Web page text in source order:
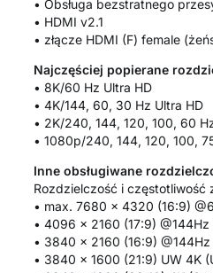
• Obsługa bezstratnego
• HDMI v2.1
• złącze HDMI (F) female
Najczęściej popierane
• 8K/60 Hz Ultra HD
• 4K/144, 60, 30 Hz Ultra HD
• 2K/240, 144, 120, 100, 60
• 1080p/240, 144, 120, 100,
Inne obsługiwane
Rozdzielczość i
• max. 7680 x 4320 (16:9)
• 4096 x 2160 (17:9) @144Hz
• 3840 x 2160 (16:9) @144Hz
• 3840 x 1600 (21:9) UW 4K